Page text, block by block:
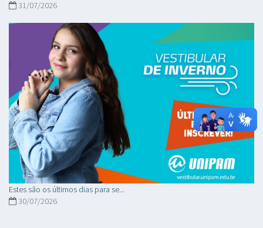
31/07/2026
Estes são os últimos dias para se...
30/07/2026